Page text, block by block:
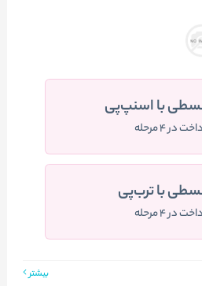
با اسنپ‌پی
در ۴ مرحله
با ترب‌پی
در ۴ مرحله
بیشتر